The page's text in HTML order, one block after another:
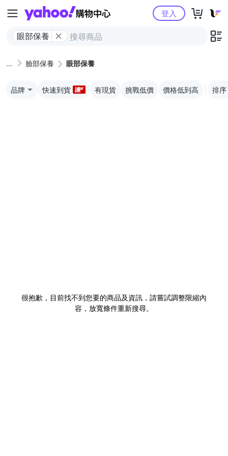
Yahoo購物中心
眼部保養
登入
臉部保養 眼部保養
品牌 快速到貨 有現貨 挑戰低價 價格低到高 排序
很抱歉，目前找不到您要的商品及資訊，請嘗試調整限縮內
容，放寬條件重新搜尋。